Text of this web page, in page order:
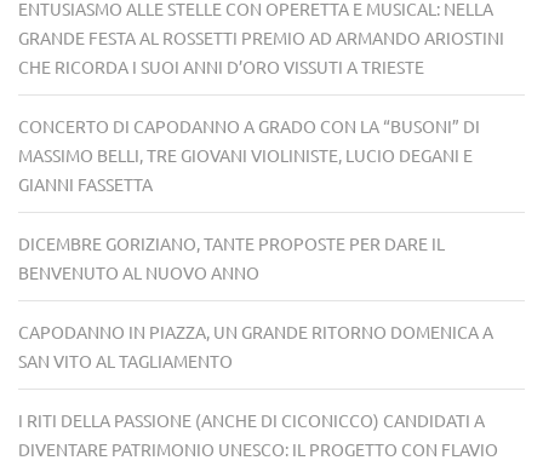
ENTUSIASMO ALLE STELLE CON OPERETTA E MUSICAL: NELLA
GRANDE FESTA AL ROSSETTI PREMIO AD ARMANDO ARIOSTINI
CHE RICORDA I SUOI ANNI D’ORO VISSUTI A TRIESTE
CONCERTO DI CAPODANNO A GRADO CON LA “BUSONI” DI
MASSIMO BELLI, TRE GIOVANI VIOLINISTE, LUCIO DEGANI E
GIANNI FASSETTA
DICEMBRE GORIZIANO, TANTE PROPOSTE PER DARE IL
BENVENUTO AL NUOVO ANNO
CAPODANNO IN PIAZZA, UN GRANDE RITORNO DOMENICA A
SAN VITO AL TAGLIAMENTO
I RITI DELLA PASSIONE (ANCHE DI CICONICCO) CANDIDATI A
DIVENTARE PATRIMONIO UNESCO: IL PROGETTO CON FLAVIO